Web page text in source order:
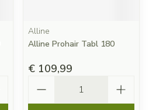
Alline
Alline Prohair Tabl 180
€ 109,99